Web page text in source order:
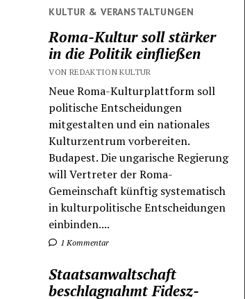
KULTUR & VERANSTALTUNGEN
Roma-Kultur soll stärker
in die Politik einfließen
VON REDAKTION KULTUR
Neue Roma-Kulturplattform soll
politische Entscheidungen
mitgestalten und ein nationales
Kulturzentrum vorbereiten.
Budapest. Die ungarische Regierung
will Vertreter der Roma-
Gemeinschaft künftig systematisch
in kulturpolitische Entscheidungen
einbinden....
1 Kommentar
Staatsanwaltschaft
beschlagnahmt Fidesz-